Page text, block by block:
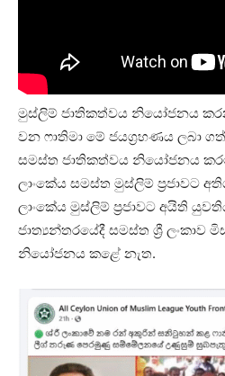
මුස්ලිම් ජාතිකත්වය නියෝජනය
වන ෆාතිමා මේ ජයග්‍රහණය ලබා
සමස්ත ජාතිකත්වය නියෝජනය
ලාංකේය සමස්ත මුස්ලිම් ප්‍රජාවට
ලාංකේය මුස්ලිම් ප්‍රජාවට අයිති
ජාත්‍යන්තරයේදී සමස්ත ශ්‍රී ලංකාව
නියෝජනය කළේ නැත.